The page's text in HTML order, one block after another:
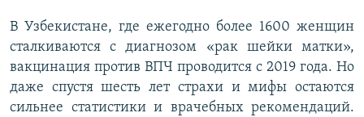
В Узбекистане, где ежегодно более 1600 женщин
сталкиваются с диагнозом «рак шейки матки»,
вакцинация против ВПЧ проводится с 2019 года. Но
даже спустя шесть лет страхи и мифы остаются
сильнее статистики и врачебных рекомендаций.